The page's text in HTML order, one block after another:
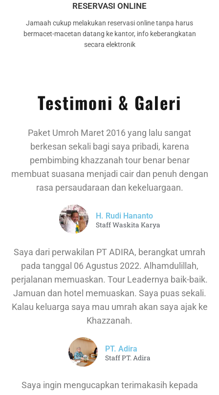
RESERVASI ONLINE
Jamaah cukup melakukan reservasi online tanpa harus
bermacet-macetan datang ke kantor, info keberangkatan
secara elektronik
Testimoni & Galeri
Paket Umroh Maret 2016 yang lalu sangat
berkesan sekali bagi saya pribadi, karena
pembimbing khazzanah tour benar benar
membuat suasana menjadi cair dan penuh dengan
rasa persaudaraan dan kekeluargaan.
H. Rudi Hananto
Staff Waskita Karya
Saya dari perwakilan PT ADIRA, berangkat umrah
pada tanggal 06 Agustus 2022. Alhamdulillah,
perjalanan memuaskan. Tour Leadernya baik-baik.
Jamuan dan hotel memuaskan. Saya puas sekali.
Kalau keluarga saya mau umrah akan saya ajak ke
Khazzanah.
PT. Adira
Staff PT. Adira
Saya ingin mengucapkan terimakasih kepada